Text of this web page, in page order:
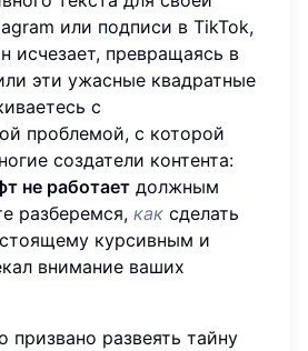
или подписи в TikTok,
исчезает, превращаясь в
эти ужасные квадратные
с
проблемой, с которой
создатели контента:
не работает должным
разберемся, как сделать
курсивным и
внимание ваших
призвано развеять тайну